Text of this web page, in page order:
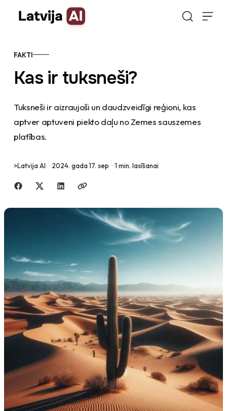
FAKTI
Kas ir tuksneši?
Tuksneši ir aizraujoši un daudzveidīgi reģioni, kas
aptver aptuveni piekto daļu no Zemes sauszemes
platības.
>Latvija AI 2024. gada 17. sep 1 min. lasīšanai
Dalīties ar draugiem